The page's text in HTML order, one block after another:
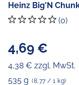
Heinz Big'N
(0)
4,69 €
4,38 € zzgl. MwSt.
535 g (8,77 / 1 kg)